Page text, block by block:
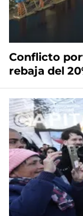
Conflicto
rebaja del